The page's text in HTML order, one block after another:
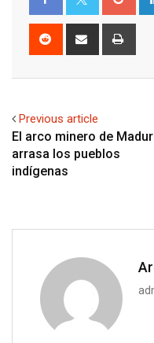
Reddit
Share
Previous article
El arco minero de
arrasa los pueblos
indígenas